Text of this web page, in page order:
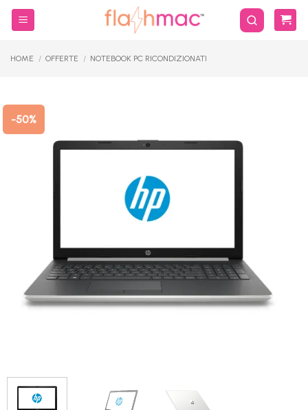
Salta
HOME / OFFERTE / NOTEBOOK PC RICONDIZIONATI
-50%